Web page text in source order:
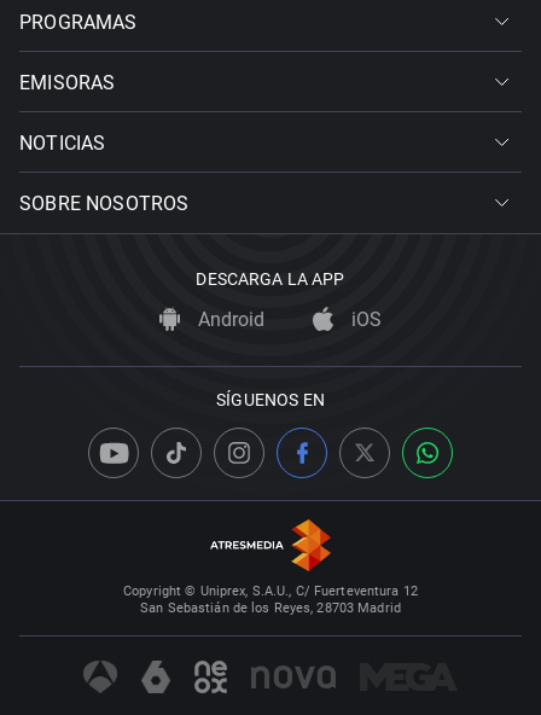
PROGRAMAS
EMISORAS
NOTICIAS
SOBRE NOSOTROS
DESCARGA LA APP
Android iOS
SÍGUENOS EN
Copyright © Uniprex, S.A.U., C/ Fuerteventura 12
San Sebastián de los Reyes, 28703 Madrid